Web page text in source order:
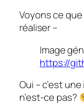
Voyons ce
réaliser –
Image
https://
Oui – c’est
n’est-ce pas?